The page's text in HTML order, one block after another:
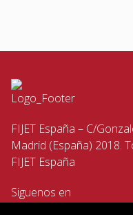
FIJET España – C/
Madrid (España) 2018.
FIJET España
Siguenos en